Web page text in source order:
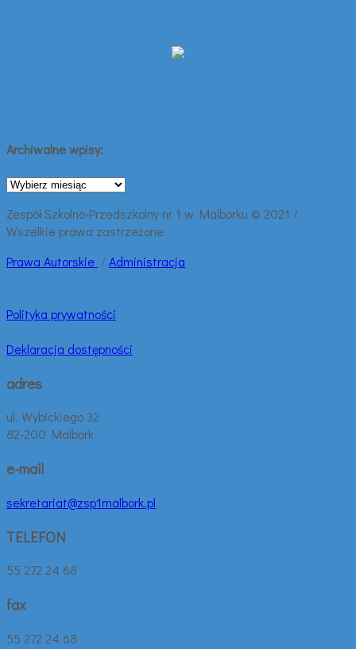
Archiwalne wpisy:
Archiwalne
Zespół Szkolno-Przedszkolny nr 1 w Malborku © 2021 /
Wszelkie prawa zastrzeżone
Prawa Autorskie /Administracja
Polityka prywatności
Deklaracja dostępności
adres
ul. Wybickiego 32
82-200 Malbork
e-mail
sekretariat@zsp1malbork.pl
TELEFON
55 272 24 68
fax
55 272 24 68